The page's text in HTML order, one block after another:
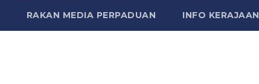
RAKAN MEDIA PERPADUAN INFO KERAJAAN